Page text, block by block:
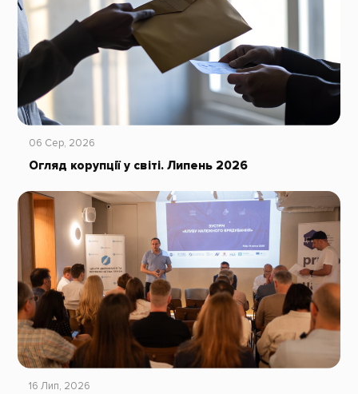
06 Сер, 2026
Огляд корупції у світі. Липень 2026
16 Лип, 2026